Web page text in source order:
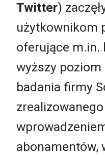
Twitter)
użytkownikom
oferujące m.in.
wyższy poziom
badania firmy
abonamentów,